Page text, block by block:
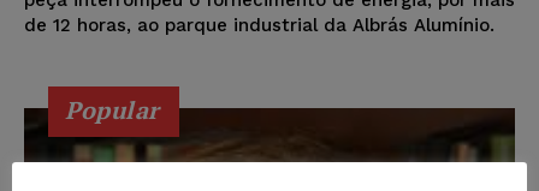
de 12 horas, ao parque industrial da Albrás Alumínio.
Popular